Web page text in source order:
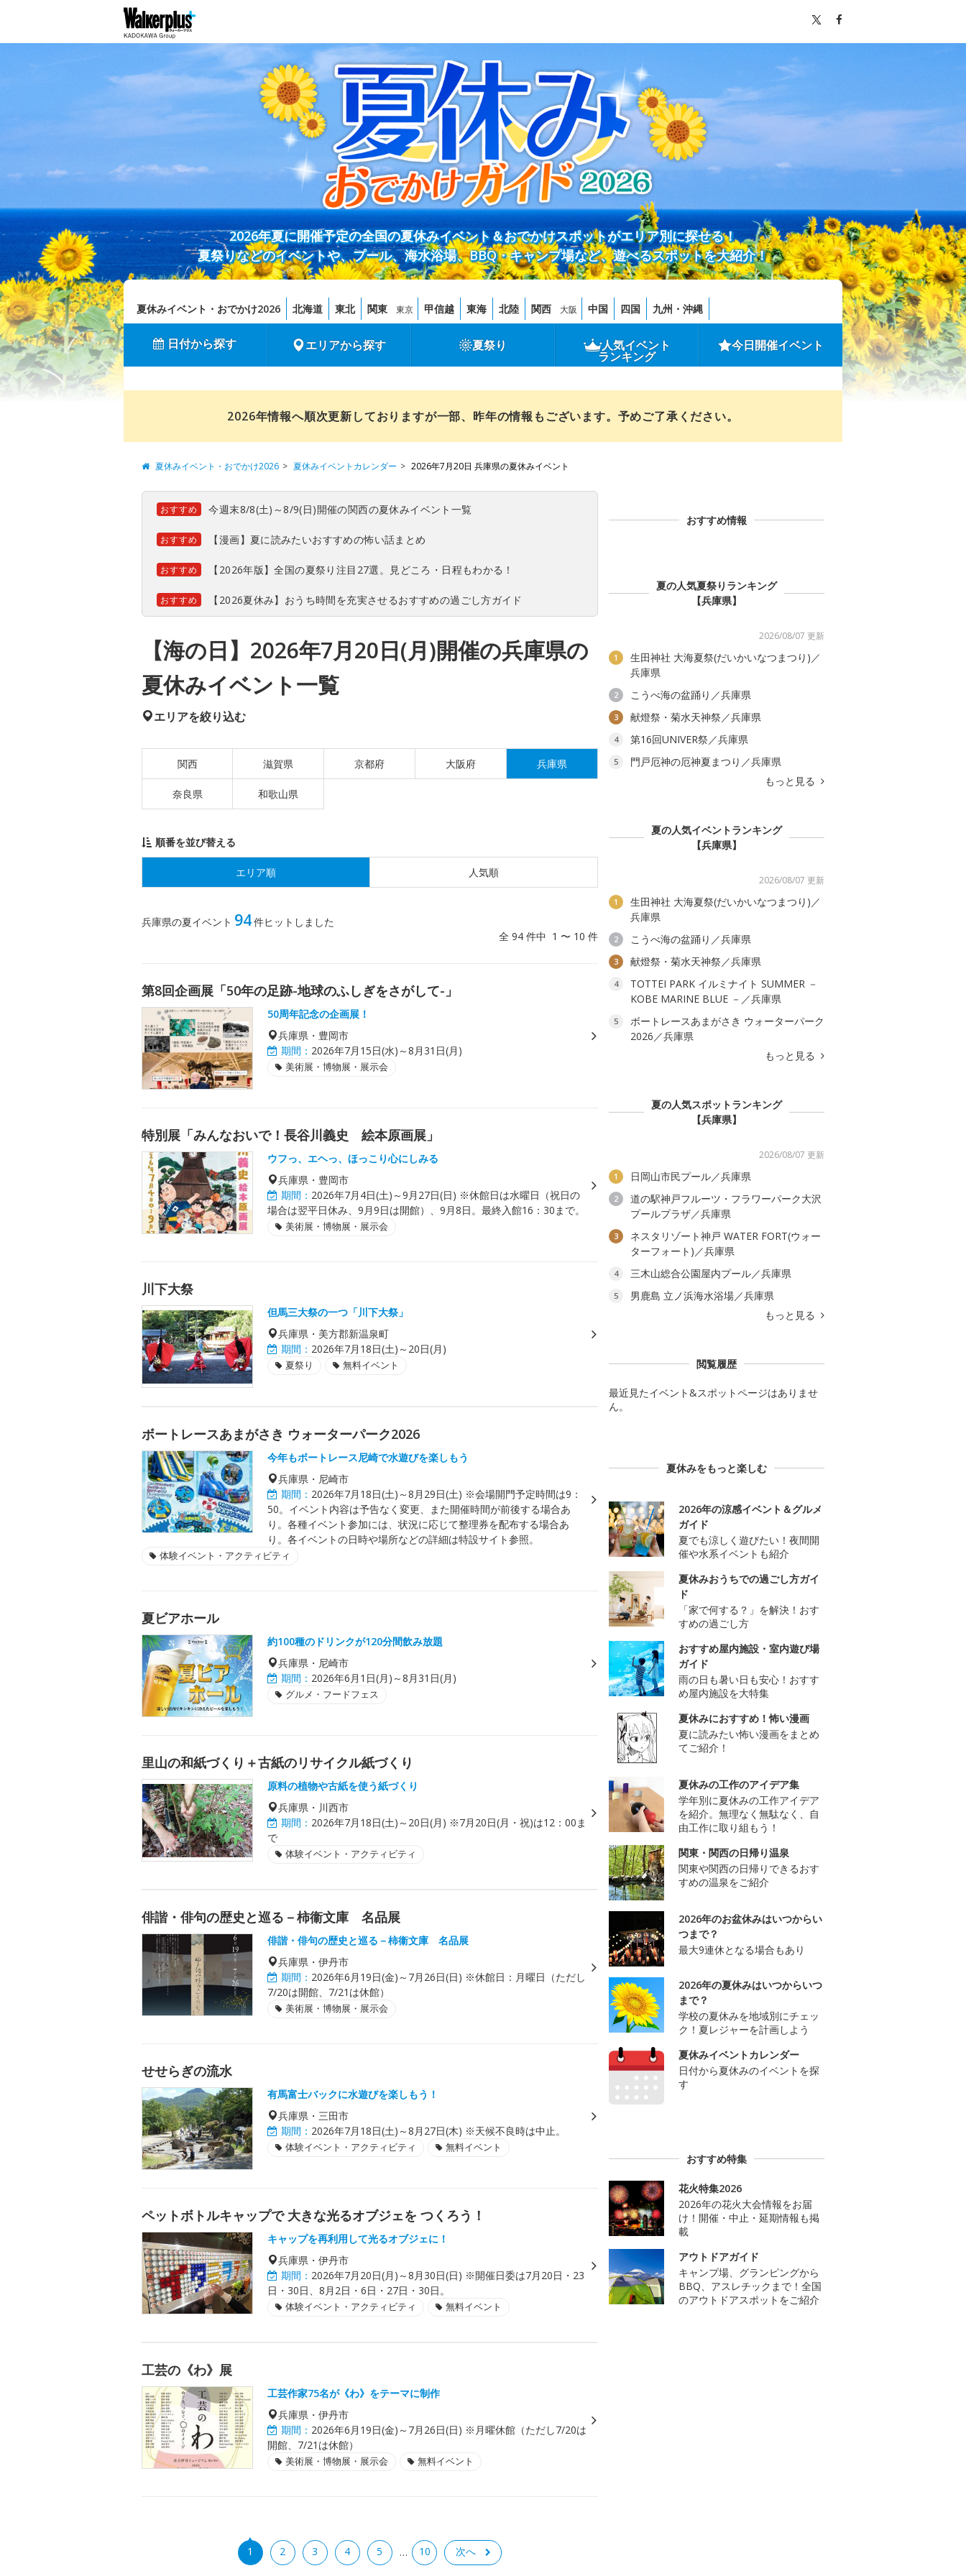
2026年夏に開催予定の全国の夏休みイベント＆おでかけスポットがエリア別に探せる！
夏祭りなどのイベントや、プール、海水浴場、BBQ・キャンプ場など、遊べるスポットを大紹介！
夏休みイベント・おでかけ2026 北海道 東北 関東 東京 甲信越 東海 北陸 関西 大阪 中国 四国 九州・沖縄
日付から探す エリアから探す 夏祭り 人気イベント
ランキング
今日開催イベント
2026年情報へ順次更新しておりますが一部、昨年の情報もございます。予めご了承ください。
夏休みイベント・おでかけ2026 夏休みイベントカレンダー 2026年7月20日 兵庫県の夏休みイベント
おすすめ 今週末8/8(土)～8/9(日)開催の関西の夏休みイベント一覧
おすすめ 【漫画】夏に読みたいおすすめの怖い話まとめ
おすすめ 【2026年版】全国の夏祭り注目27選。見どころ・日程もわかる！
おすすめ 【2026夏休み】おうち時間を充実させるおすすめの過ごし方ガイド
【海の日】2026年7月20日(月)開催の兵庫県の
夏休みイベント一覧
エリアを絞り込む
関西 滋賀県 京都府 大阪府 兵庫県
奈良県 和歌山県
順番を並び替える
エリア順 人気順
兵庫県の夏イベント 94件ヒットしました
全 94 件中 1 〜 10 件
第8回企画展「50年の足跡-地球のふしぎをさがして-」
50周年記念の企画展！
兵庫県・豊岡市
期間： 2026年7月15日(水)～8月31日(月)
美術展・博物展・展示会
特別展「みんなおいで！長谷川義史 絵本原画展」
ウフっ、エヘっ、ほっこり心にしみる
兵庫県・豊岡市
期間： 2026年7月4日(土)～9月27日(日) ※休館日は水曜日（祝日の
場合は翌平日休み、9月9日は開館）、9月8日。最終入館16：30まで。
美術展・博物展・展示会
川下大祭
但馬三大祭の一つ「川下大祭」
兵庫県・美方郡新温泉町
期間： 2026年7月18日(土)～20日(月)
夏祭り 無料イベント
ボートレースあまがさき ウォーターパーク2026
今年もボートレース尼崎で水遊びを楽しもう
兵庫県・尼崎市
期間： 2026年7月18日(土)～8月29日(土) ※会場開門予定時間は9：
50。イベント内容は予告なく変更、また開催時間が前後する場合あ
り。各種イベント参加には、状況に応じて整理券を配布する場合あ
り。各イベントの日時や場所などの詳細は特設サイト参照。
体験イベント・アクティビティ
夏ビアホール
約100種のドリンクが120分間飲み放題
兵庫県・尼崎市
期間： 2026年6月1日(月)～8月31日(月)
グルメ・フードフェス
里山の和紙づくり＋古紙のリサイクル紙づくり
原料の植物や古紙を使う紙づくり
兵庫県・川西市
期間： 2026年7月18日(土)～20日(月) ※7月20日(月・祝)は12：00ま
で
体験イベント・アクティビティ
俳諧・俳句の歴史と巡る－柿衞文庫 名品展
俳諧・俳句の歴史と巡る－柿衞文庫 名品展
兵庫県・伊丹市
期間： 2026年6月19日(金)～7月26日(日) ※休館日：月曜日（ただし
7/20は開館、7/21は休館）
美術展・博物展・展示会
せせらぎの流水
有馬富士バックに水遊びを楽しもう！
兵庫県・三田市
期間： 2026年7月18日(土)～8月27日(木) ※天候不良時は中止。
体験イベント・アクティビティ 無料イベント
ペットボトルキャップで 大きな光るオブジェを つくろう！
キャップを再利用して光るオブジェに！
兵庫県・伊丹市
期間： 2026年7月20日(月)～8月30日(日) ※開催日委は7月20日・23
日・30日、8月2日・6日・27日・30日。
体験イベント・アクティビティ 無料イベント
工芸の《わ》展
工芸作家75名が《わ》をテーマに制作
兵庫県・伊丹市
期間： 2026年6月19日(金)～7月26日(日) ※月曜休館（ただし7/20は
開館、7/21は休館）
美術展・博物展・展示会 無料イベント
1 2 3 4 5 … 10 次へ
おすすめ情報
夏の人気夏祭りランキング
【兵庫県】
2026/08/07 更新
1
生田神社 大海夏祭(だいかいなつまつり)／
兵庫県
2 こうべ海の盆踊り／兵庫県
3 献燈祭・菊水天神祭／兵庫県
4 第16回UNIVER祭／兵庫県
5
門戸厄神の厄神夏まつり／兵庫県
もっと見る
夏の人気イベントランキング
【兵庫県】
2026/08/07 更新
1
生田神社 大海夏祭(だいかいなつまつり)／
兵庫県
2 こうべ海の盆踊り／兵庫県
3 献燈祭・菊水天神祭／兵庫県
4
TOTTEI PARK イルミナイト SUMMER －
KOBE MARINE BLUE －／兵庫県
5
ボートレースあまがさき ウォーターパーク
2026／兵庫県
もっと見る
夏の人気スポットランキング
【兵庫県】
2026/08/07 更新
1 日岡山市民プール／兵庫県
2
道の駅神戸フルーツ・フラワーパーク大沢
プールプラザ／兵庫県
3
ネスタリゾート神戸 WATER FORT(ウォー
ターフォート)／兵庫県
4 三木山総合公園屋内プール／兵庫県
5
男鹿島 立ノ浜海水浴場／兵庫県
もっと見る
閲覧履歴
最近見たイベント&スポットページはありませ
ん。
夏休みをもっと楽しむ
2026年の涼感イベント＆グルメ
ガイド
夏でも涼しく遊びたい！夜間開
催や水系イベントも紹介
夏休みおうちでの過ごし方ガイ
ド
「家で何する？」を解決！おす
すめの過ごし方
おすすめ屋内施設・室内遊び場
ガイド
雨の日も暑い日も安心！おすす
め屋内施設を大特集
夏休みにおすすめ！怖い漫画
夏に読みたい怖い漫画をまとめ
てご紹介！
夏休みの工作のアイデア集
学年別に夏休みの工作アイデア
を紹介。無理なく無駄なく、自
由工作に取り組もう！
関東・関西の日帰り温泉
関東や関西の日帰りできるおす
すめの温泉をご紹介
2026年のお盆休みはいつからい
つまで？
最大9連休となる場合もあり
2026年の夏休みはいつからいつ
まで？
学校の夏休みを地域別にチェッ
ク！夏レジャーを計画しよう
夏休みイベントカレンダー
日付から夏休みのイベントを探
す
おすすめ特集
花火特集2026
2026年の花火大会情報をお届
け！開催・中止・延期情報も掲
載
アウトドアガイド
キャンプ場、グランピングから
BBQ、アスレチックまで！全国
のアウトドアスポットをご紹介